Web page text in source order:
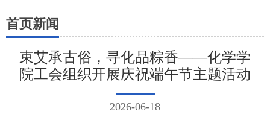
首页新闻
束艾承古俗，寻化品粽香——化学学
院工会组织开展庆祝端午节主题活动
2026-06-18